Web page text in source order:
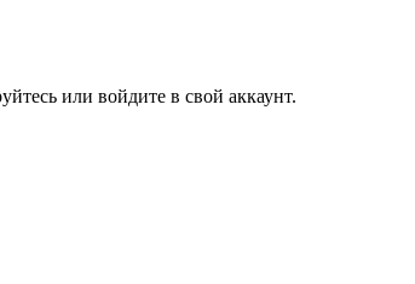
или войдите в свой аккаунт.